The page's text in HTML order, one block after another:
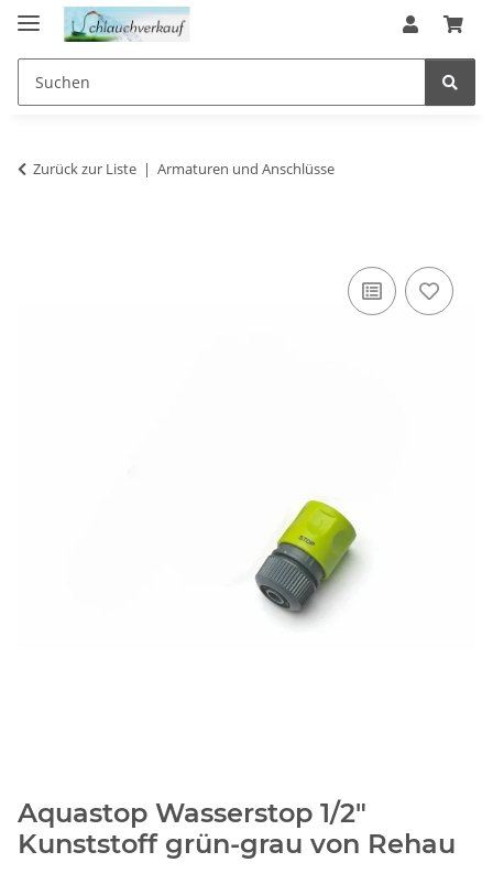
Zurück zur Liste Armaturen und Anschlüsse
Aquastop Wasserstop 1/2"
Kunststoff grün-grau von Rehau